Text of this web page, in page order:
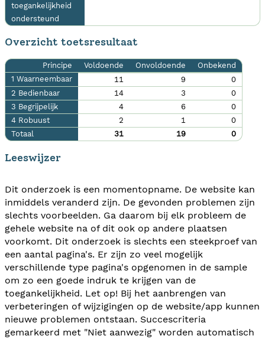
toegankelijkheid
ondersteund
Overzicht toetsresultaat
Principe Voldoende Onvoldoende
Onbekend
1 Waarneembaar
11 9
0
2 Bedienbaar
14 3
0
3 Begrijpelijk
4 6
0
4 Robuust
2 1
0
Totaal
31 19 0
Leeswijzer
Dit onderzoek is een momentopname. De website kan
inmiddels veranderd zijn. De gevonden problemen zijn
slechts voorbeelden. Ga daarom bij elk probleem de
gehele website na of dit ook op andere plaatsen
voorkomt. Dit onderzoek is slechts een steekproef van
een aantal pagina's. Er zijn zo veel mogelijk
verschillende type pagina's opgenomen in de sample
om zo een goede indruk te krijgen van de
toegankelijkheid. Let op! Bij het aanbrengen van
verbeteringen of wijzigingen op de website/app kunnen
nieuwe problemen ontstaan. Succescriteria
gemarkeerd met "Niet aanwezig" worden automatisch